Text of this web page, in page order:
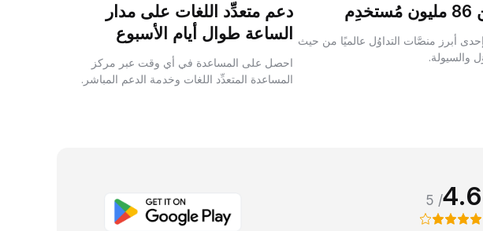
أبرز منصَّات التداوُل عالميًا من حيث
والسيولة.
دعم متعدِّد اللغات على مدار
الساعة طوال أيام الأسبوع
احصل على المساعدة في أي وقت عبر مركز
المساعدة المتعدِّد اللغات وخدمة الدعم المباشر.
4.6
/ 5